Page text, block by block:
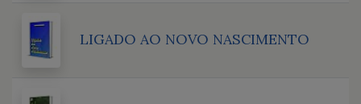
LIGADO AO NOVO NASCIMENTO